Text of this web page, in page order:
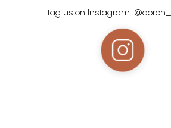
tag us on Instagram: